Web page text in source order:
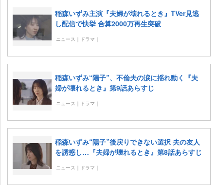
稲森いずみ主演『夫婦が壊れるとき』TVer見逃
し配信で快挙 合算2000万再生突破
ニュース｜ドラマ｜
稲森いずみ“陽子”、不倫夫の涙に揺れ動く『夫
婦が壊れるとき』第9話あらすじ
ニュース｜ドラマ｜
稲森いずみ“陽子”後戻りできない選択 夫の友人
を誘惑し…『夫婦が壊れるとき』第8話あらすじ
ニュース｜ドラマ｜